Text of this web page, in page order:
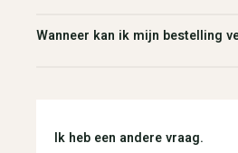
Wanneer kan ik mijn bestelling
Ik heb een andere vraag.